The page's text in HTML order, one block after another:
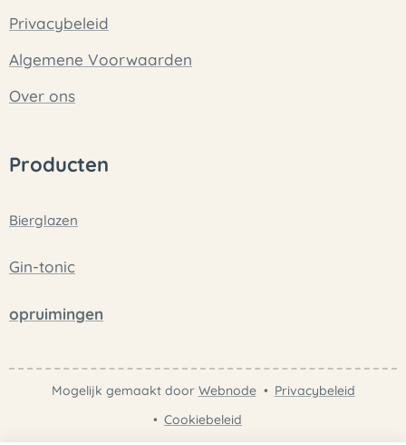
Privacybeleid
Algemene Voorwaarden
Over ons
Producten
Bierglazen
Gin-tonic
opruimingen
Mogelijk gemaakt door Webnode
Privacybeleid
Cookiebeleid